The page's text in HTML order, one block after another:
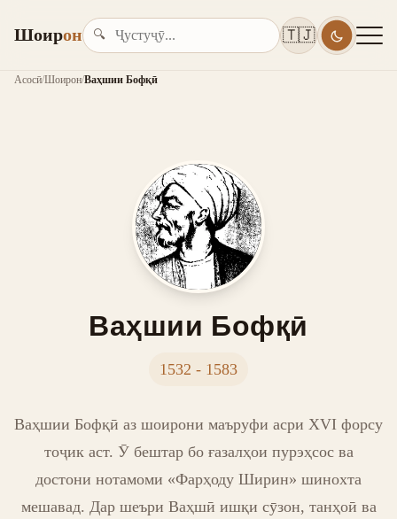
Шоирон 🔍 🇹🇯
Асосӣ/Шоирон/Ваҳшии Бофқӣ
Ваҳшии Бофқӣ
1532 - 1583
Ваҳшии Бофқӣ аз шоирони маъруфи асри XVI форсу
тоҷик аст. Ӯ бештар бо ғазалҳои пурэҳсос ва
достони нотамоми «Фарҳоду Ширин» шинохта
мешавад. Дар шеъри Ваҳшӣ ишқи сӯзон, танҳоӣ ва